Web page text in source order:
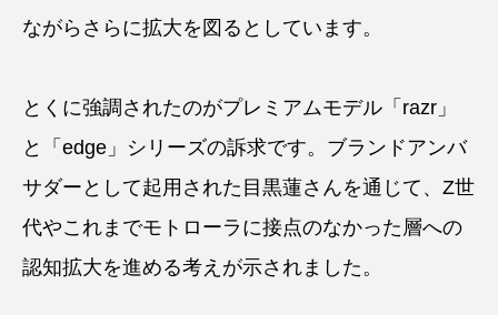
ながらさらに拡大を図るとしています。
とくに強調されたのがプレミアムモデル「razr」
と「edge」シリーズの訴求です。ブランドアンバ
サダーとして起用された目黒蓮さんを通じて、Z世
代やこれまでモトローラに接点のなかった層への
認知拡大を進める考えが示されました。